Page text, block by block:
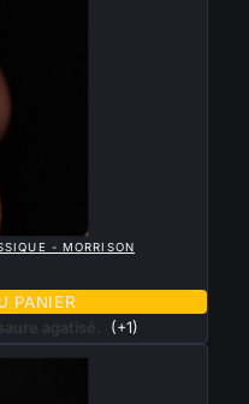
- MORRISON
PANIER
agatisé. (+1)